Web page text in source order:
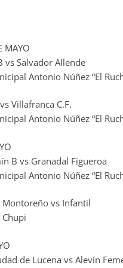
MAYO
vs Salvador Allende
Antonio Núñez “El
Villafranca C.F.
Antonio Núñez “El
B vs Granadal Figueroa
Antonio Núñez “El
vs Infantil
de Lucena vs Alevín